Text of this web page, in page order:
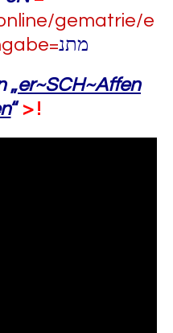
gematrie/e
מתנ
„er~SCH~Affen
“ > !